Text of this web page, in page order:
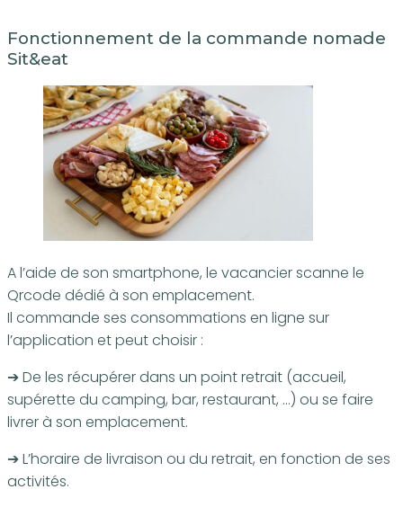
Fonctionnement de la commande nomade
Sit&eat
A l’aide de son smartphone, le vacancier scanne le
Qrcode dédié à son emplacement.
Il commande ses consommations en ligne sur
l’application et peut choisir :
➔ De les récupérer dans un point retrait (accueil,
supérette du camping, bar, restaurant, …) ou se faire
livrer à son emplacement.
➔ L’horaire de livraison ou du retrait, en fonction de ses
activités.